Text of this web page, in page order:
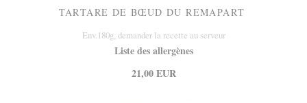
TARTARE DE BŒUD DU REMAPART
Env.180g, demander la recette au serveur
Liste des allergènes
21,00 EUR